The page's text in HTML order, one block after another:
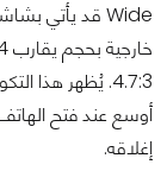
4.7:3. يُظهر هذا
أوسع عند فتح
إغلاقه.